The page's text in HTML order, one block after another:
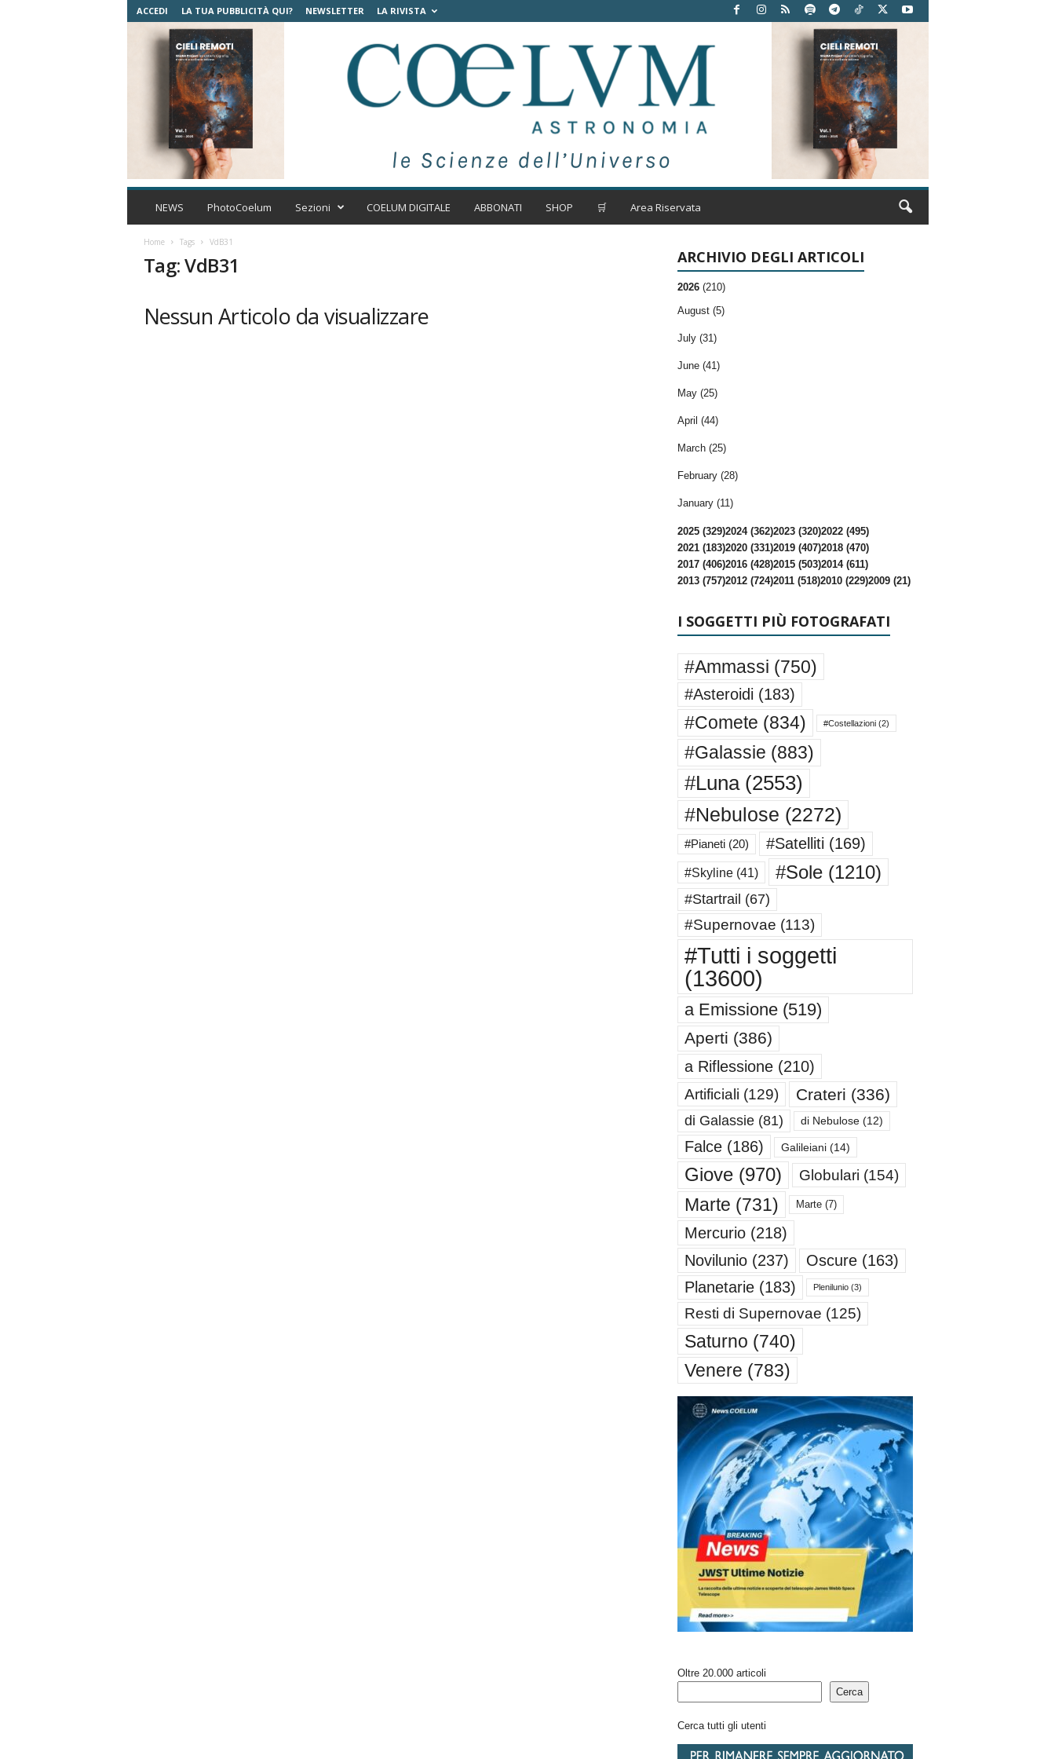
ACCEDI LA TUA PUBBLICITÀ QUI? NEWSLETTER LA RIVISTA
C
t
NEWS PhotoCoelum Sezioni COELUM DIGITALE ABBONATI SHOP 🛒 Area Riservata
Home Tags VdB31
Tag: VdB31
Nessun Articolo da visualizzare
ARCHIVIO DEGLI ARTICOLI
2026 (210)
August (5)
July (31)
June (41)
May (25)
April (44)
March (25)
February (28)
January (11)
2025 (329)2024 (362)2023 (320)2022 (495)
2021 (183)2020 (331)2019 (407)2018 (470)
2017 (406)2016 (428)2015 (503)2014 (611)
2013 (757)2012 (724)2011 (518)2010 (229)2009 (21)
I SOGGETTI PIÙ FOTOGRAFATI
#Ammassi (750)
#Asteroidi (183)
#Comete (834) #Costellazioni(2)
#Galassie (883)
#Luna(2553)
#Nebulose (2272)
#Pianeti(20) #Satelliti (169)
#Skyline(41) #Sole(1210)
#Startrail (67)
#Supernovae (113)
#Tutti i soggetti
(13600)
a Emissione(519)
Aperti (386)
a Riflessione(210)
Artificiali (129) Crateri (336)
di Galassie(81) di Nebulose(12)
Falce(186) Galileiani(14)
Giove(970) Globulari (154)
Marte (731) Marte(7)
Mercurio(218)
Novilunio(237) Oscure(163)
Planetarie(183) Plenilunio(3)
Resti di Supernovae (125)
Saturno (740)
Venere (783)
Oltre 20.000 articoli
Cerca
Cerca tutti gli utenti